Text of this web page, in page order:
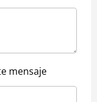
mensaje